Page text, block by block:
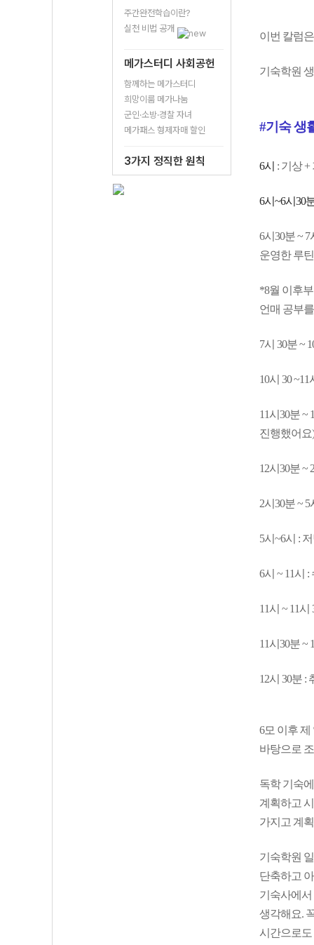
주간완전학습이란?
실천 비법 공개
메가스터디 사회공헌
함께하는 메가스터디
희망이룸 메가나눔
군인·소방·경찰 자녀
메가패스 형제자매 할인
3가지 정직한 원칙
이번 칼럼
기숙학원
#기숙 생
6시 : 기상
6시~6시30
6시30분 ~
운영한 루
*8월 이후
언매 공부
7시 30분 ~
10시 30
11시30분 ~
진행했어요)
12시30분 ~
2시30분 ~
5시~6시 :
6시 ~ 11시
11시 ~ 11시
11시30분 ~
12시 30분 :
6모 이후
바탕으로
독학 기숙
계획하고
가지고 계
기숙학원
단축하고
기숙사에
생각해요.
시간으로도